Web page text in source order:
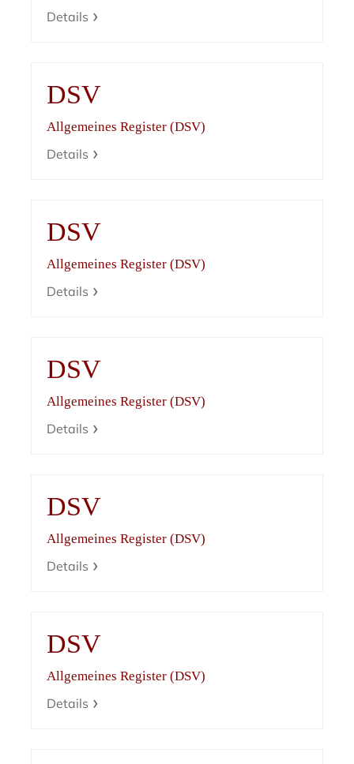
Details
DSV
Allgemeines Register (DSV)
Details
DSV
Allgemeines Register (DSV)
Details
DSV
Allgemeines Register (DSV)
Details
DSV
Allgemeines Register (DSV)
Details
DSV
Allgemeines Register (DSV)
Details